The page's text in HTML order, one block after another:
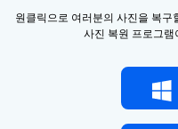
원클릭으로 여러분의 사진을 복
사진 복원 프로그